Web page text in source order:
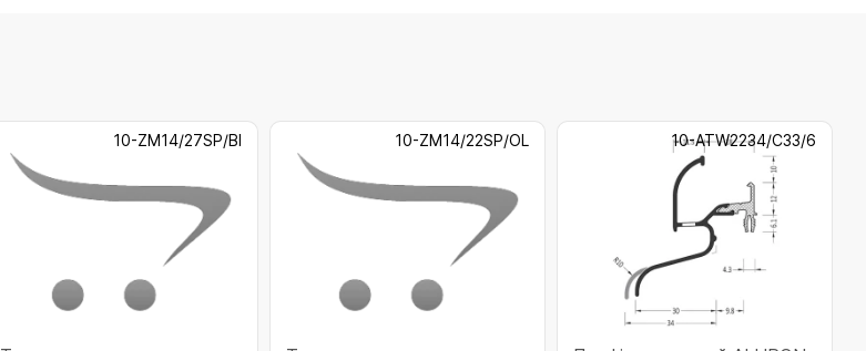
10-ZM14/27SP/BI 10-ZM14/22SP/OL 10-ATW2234/C33/6